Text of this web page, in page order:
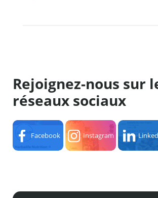
Rejoignez-nous sur
réseaux sociaux
Facebook Instagram